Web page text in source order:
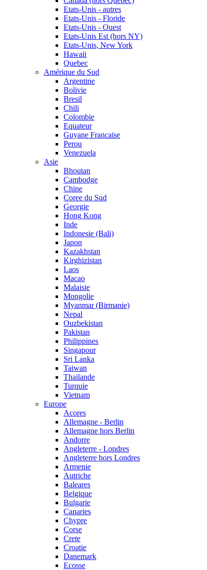
Etats-Unis - autres
Etats-Unis - Floride
Etats-Unis - Ouest
Etats-Unis Est (hors NY)
Etats-Unis, New York
Hawaii
Quebec
Amérique du Sud
Argentine
Bolivie
Bresil
Chili
Colombie
Equateur
Guyane Francaise
Perou
Venezuela
Asie
Bhoutan
Cambodge
Chine
Coree du Sud
Georgie
Hong Kong
Inde
Indonesie (Bali)
Japon
Kazakhstan
Kirghizistan
Laos
Macao
Malaisie
Mongolie
Myanmar (Birmanie)
Nepal
Ouzbekistan
Pakistan
Philippines
Singapour
Sri Lanka
Taiwan
Thailande
Turquie
Vietnam
Europe
Acores
Allemagne - Berlin
Allemagne hors Berlin
Andorre
Angleterre - Londres
Angleterre hors Londres
Armenie
Autriche
Baleares
Belgique
Bulgarie
Canaries
Chypre
Corse
Crete
Croatie
Danemark
Ecosse